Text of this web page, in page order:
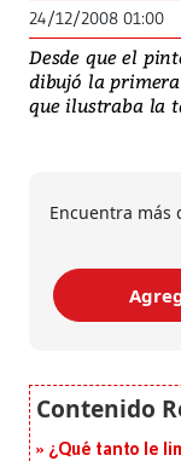
24/12/2008 01:00
Desde que el
dibujó la primera
que ilustraba la
Encuentra más
¿Qué tanto le